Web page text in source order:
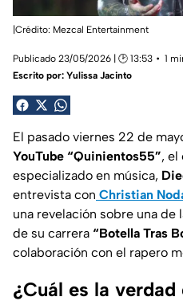
|Crédito: Mezcal Entertainment
Publicado 23/05/2026 | 🕑 13:53
1
Escrito por: Yulissa Jacinto
El pasado viernes 22 de
YouTube “Quinientos55”, el
especializado en música,
entrevista con Christian
una revelación sobre una de
de su carrera “Botella Tras
colaboración con el rapero
¿Cuál es la